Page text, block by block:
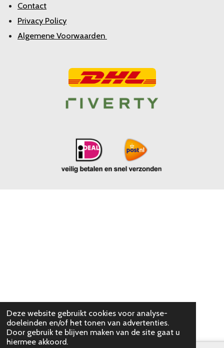
Deze website gebruikt cookies voor analyse-
doeleinden en/of het tonen van advertenties.
Door gebruik te blijven maken van de site gaat u
hiermee akkoord.
Contact
Privacy Policy
Algemene Voorwaarden